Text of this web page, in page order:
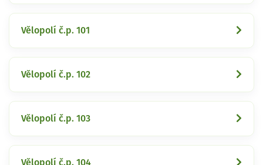
Vělopolí č.p. 101
Vělopolí č.p. 102
Vělopolí č.p. 103
Vělopolí č.p. 104